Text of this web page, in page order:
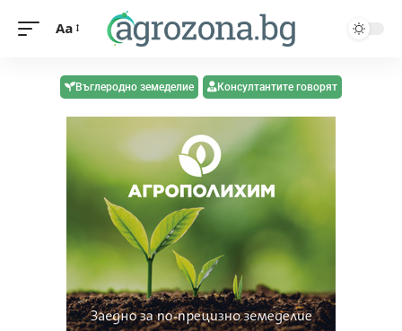
Aa
Въглеродно земеделие Консултантите говорят